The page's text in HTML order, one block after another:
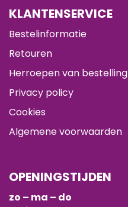
KLANTENSERVICE
Bestelinformatie
Retouren
Herroepen van bestelling
Privacy policy
Cookies
Algemene voorwaarden
OPENINGSTIJDEN
zo – ma – do